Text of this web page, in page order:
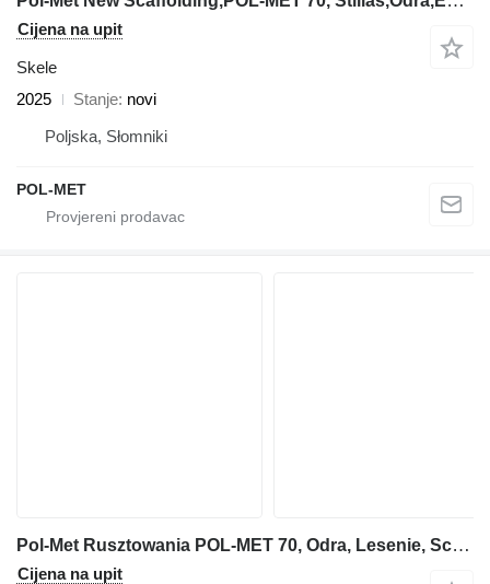
Cijena na upit
Skele
2025
Stanje novi
Poljska, Słomniki
POL-MET
Pol-Met Rusztowania POL-MET 70, Odra, Lesenie, Schela
Cijena na upit